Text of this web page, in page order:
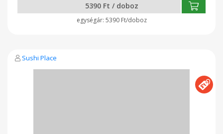
5390 Ft / doboz
5390 Ft/doboz
Sushi Place